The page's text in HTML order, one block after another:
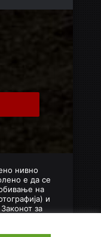
нивно
е да се
на
и
за